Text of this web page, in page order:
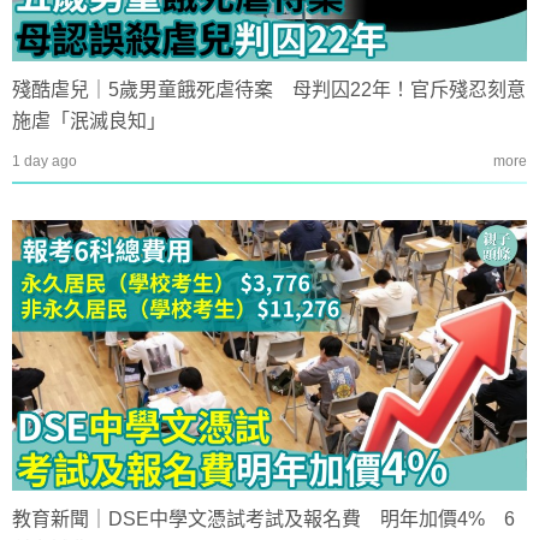
殘酷虐兒｜5歲男童餓死虐待案 母判囚22年！官斥殘忍刻意
施虐「泯滅良知」
1 day ago more
教育新聞｜DSE中學文憑試考試及報名費 明年加價4% 6